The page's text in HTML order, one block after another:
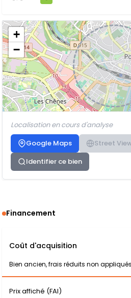
+
−
Localisation en cours d'analyse
Google Maps
Street
Identifier ce bien
Financement
Coût d'acquisition
Bien ancien, frais réduits non appliqués
Prix affiché (FAI)